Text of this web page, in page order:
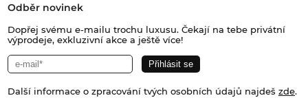
Odběr novinek
Dopřej svému e-mailu trochu luxusu. Čekají na tebe privátní
výprodeje, exkluzivní akce a ještě více!
Další informace o zpracování tvých osobních údajů najdeš zde.